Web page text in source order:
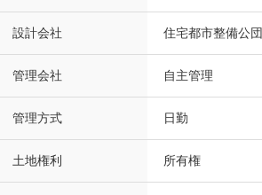
設計会社 住宅都市整備公団
管理会社 自主管理
管理方式 日勤
土地権利 所有権